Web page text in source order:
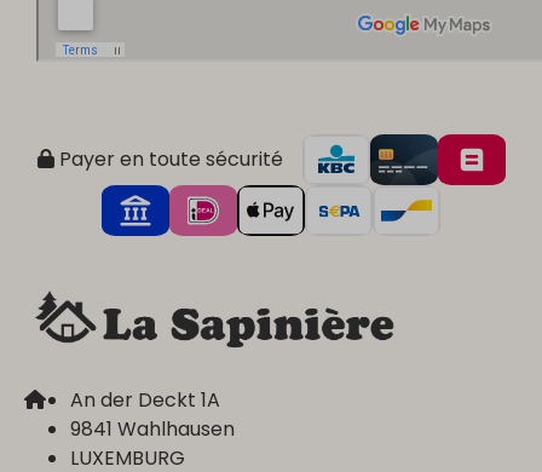
Payer en toute sécurité
An der Deckt 1A
9841 Wahlhausen
LUXEMBURG